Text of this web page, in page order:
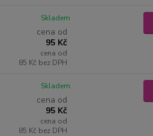
cena od
95 Kč
cena od
85 Kč bez DPH
Skladem
cena od
95 Kč
cena od
85 Kč bez DPH
Skladem